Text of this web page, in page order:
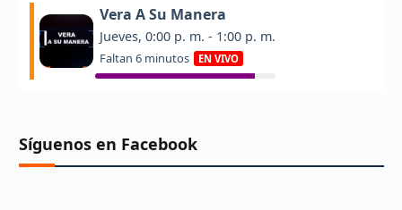
Síguenos en Facebook